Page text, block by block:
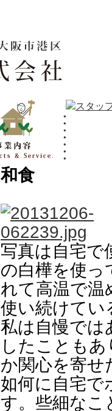
和食
写真は自宅で
の白樺を使っ
れて高温で温
使い続けてい
私は自慢では
したことも
か関心を寄
如何に自宅で
す。些細なこ